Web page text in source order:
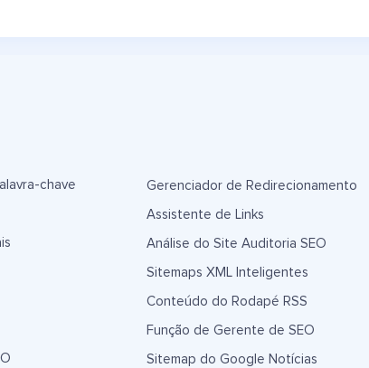
chave Gerenciador de Redirecionamento
Assistente de Links
Análise do Site Auditoria SEO
Sitemaps XML Inteligentes
Conteúdo do Rodapé RSS
Função de Gerente de SEO
Sitemap do Google Notícias